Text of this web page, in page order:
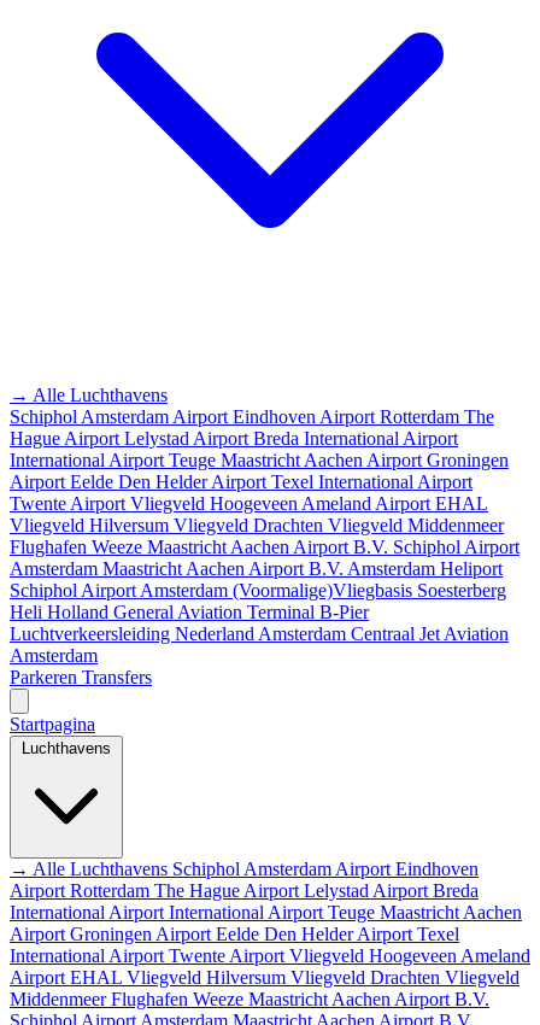
→ Alle Luchthavens
Schiphol Amsterdam Airport Eindhoven Airport Rotterdam The
Hague Airport Lelystad Airport Breda International Airport
International Airport Teuge Maastricht Aachen Airport Groningen
Airport Eelde Den Helder Airport Texel International Airport
Twente Airport Vliegveld Hoogeveen Ameland Airport EHAL
Vliegveld Hilversum Vliegveld Drachten Vliegveld Middenmeer
Flughafen Weeze Maastricht Aachen Airport B.V. Schiphol Airport
Amsterdam Maastricht Aachen Airport B.V. Amsterdam Heliport
Schiphol Airport Amsterdam (Voormalige)Vliegbasis Soesterberg
Heli Holland General Aviation Terminal B-Pier
Luchtverkeersleiding Nederland Amsterdam Centraal Jet Aviation
Amsterdam
Parkeren Transfers
Startpagina
Luchthavens
→ Alle Luchthavens Schiphol Amsterdam Airport Eindhoven
Airport Rotterdam The Hague Airport Lelystad Airport Breda
International Airport International Airport Teuge Maastricht Aachen
Airport Groningen Airport Eelde Den Helder Airport Texel
International Airport Twente Airport Vliegveld Hoogeveen Ameland
Airport EHAL Vliegveld Hilversum Vliegveld Drachten Vliegveld
MiddenmeerFlughafen Weeze Maastricht Aachen Airport B.V.